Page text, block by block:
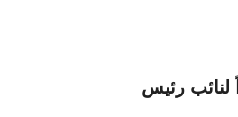
لنائب رئيس